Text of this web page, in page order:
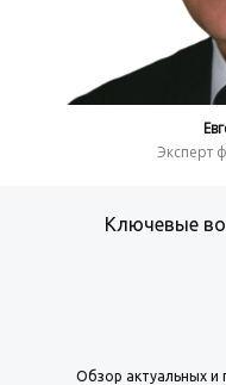
Эксперт
Ключевые
Обзор актуальных и